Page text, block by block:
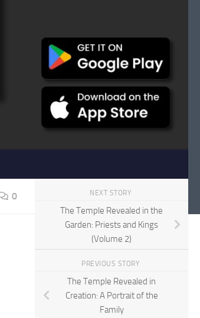
0 NEXT STORY
The Temple Revealed in the
Garden: Priests and Kings
(Volume 2)
PREVIOUS STORY
The Temple Revealed in
Creation: A Portrait of the
Family